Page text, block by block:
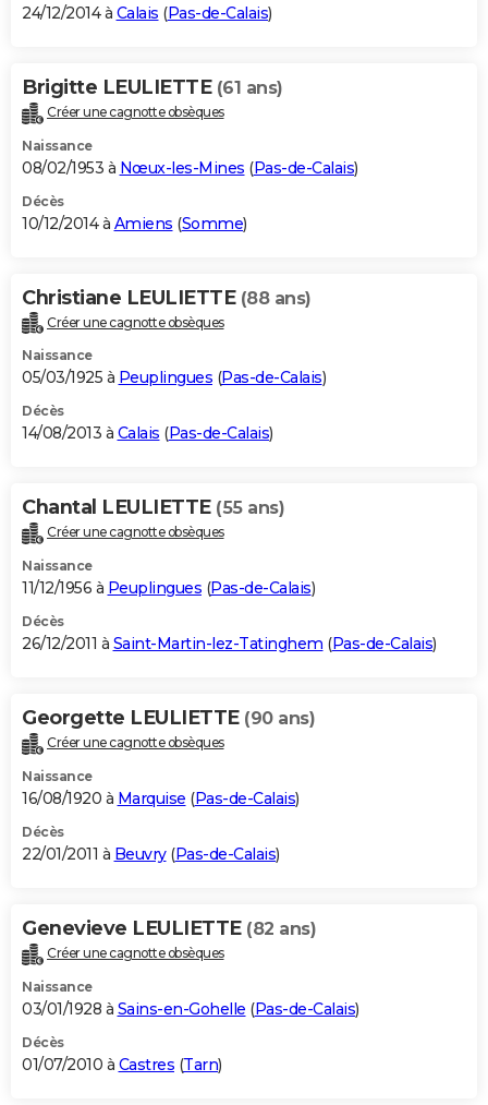
24/12/2014 à Calais (Pas-de-Calais)
Brigitte LEULIETTE (61 ans)
Créer une cagnotte obsèques
Naissance
08/02/1953 à Nœux-les-Mines (Pas-de-Calais)
Décès
10/12/2014 à Amiens (Somme)
Christiane LEULIETTE (88 ans)
Créer une cagnotte obsèques
Naissance
05/03/1925 à Peuplingues (Pas-de-Calais)
Décès
14/08/2013 à Calais (Pas-de-Calais)
Chantal LEULIETTE (55 ans)
Créer une cagnotte obsèques
Naissance
11/12/1956 à Peuplingues (Pas-de-Calais)
Décès
26/12/2011 à Saint-Martin-lez-Tatinghem (Pas-de-Calais)
Georgette LEULIETTE (90 ans)
Créer une cagnotte obsèques
Naissance
16/08/1920 à Marquise (Pas-de-Calais)
Décès
22/01/2011 à Beuvry(Pas-de-Calais)
Genevieve LEULIETTE (82 ans)
Créer une cagnotte obsèques
Naissance
03/01/1928 à Sains-en-Gohelle (Pas-de-Calais)
Décès
01/07/2010 à Castres (Tarn)